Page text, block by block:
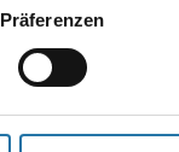
Präferenzen